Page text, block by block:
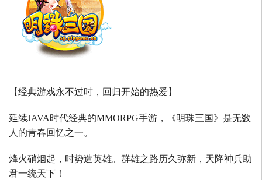
【经典游戏永不过时，回归开始的热爱】
延续JAVA时代经典的MMORPG手游，《明珠三国》是无数
人的青春回忆之一。
烽火硝烟起，时势造英雄。群雄之路历久弥新，天降神兵助
君一统天下！